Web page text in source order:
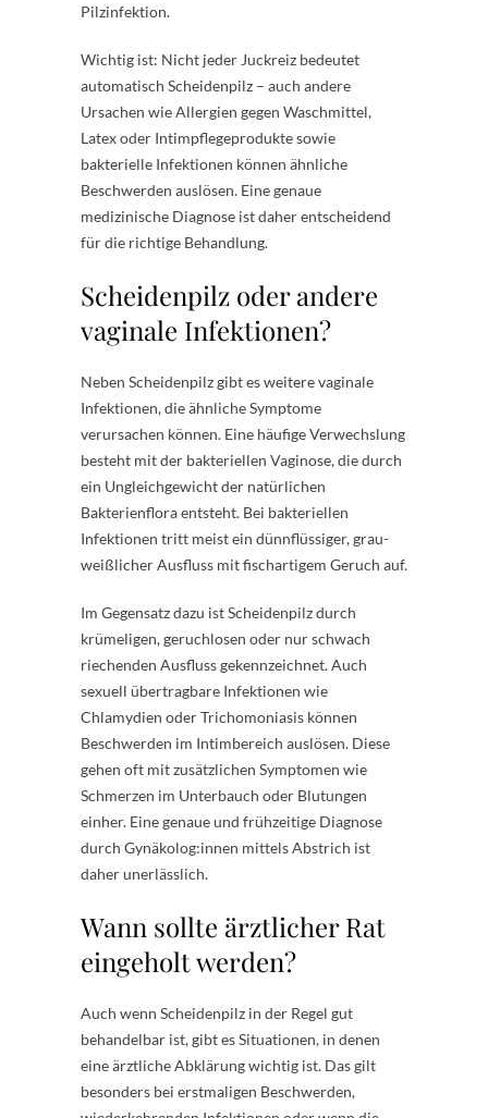
Pilzinfektion.
Wichtig ist: Nicht jeder Juckreiz bedeutet
automatisch Scheidenpilz – auch andere
Ursachen wie Allergien gegen Waschmittel,
Latex oder Intimpflegeprodukte sowie
bakterielle Infektionen können ähnliche
Beschwerden auslösen. Eine genaue
medizinische Diagnose ist daher entscheidend
für die richtige Behandlung.
Scheidenpilz oder andere
vaginale Infektionen?
Neben Scheidenpilz gibt es weitere vaginale
Infektionen, die ähnliche Symptome
verursachen können. Eine häufige Verwechslung
besteht mit der bakteriellen Vaginose, die durch
ein Ungleichgewicht der natürlichen
Bakterienflora entsteht. Bei bakteriellen
Infektionen tritt meist ein dünnflüssiger, grau-
weißlicher Ausfluss mit fischartigem Geruch auf.
Im Gegensatz dazu ist Scheidenpilz durch
krümeligen, geruchlosen oder nur schwach
riechenden Ausfluss gekennzeichnet. Auch
sexuell übertragbare Infektionen wie
Chlamydien oder Trichomoniasis können
Beschwerden im Intimbereich auslösen. Diese
gehen oft mit zusätzlichen Symptomen wie
Schmerzen im Unterbauch oder Blutungen
einher. Eine genaue und frühzeitige Diagnose
durch Gynäkolog:innen mittels Abstrich ist
daher unerlässlich.
Wann sollte ärztlicher Rat
eingeholt werden?
Auch wenn Scheidenpilz in der Regel gut
behandelbar ist, gibt es Situationen, in denen
eine ärztliche Abklärung wichtig ist. Das gilt
besonders bei erstmaligen Beschwerden,